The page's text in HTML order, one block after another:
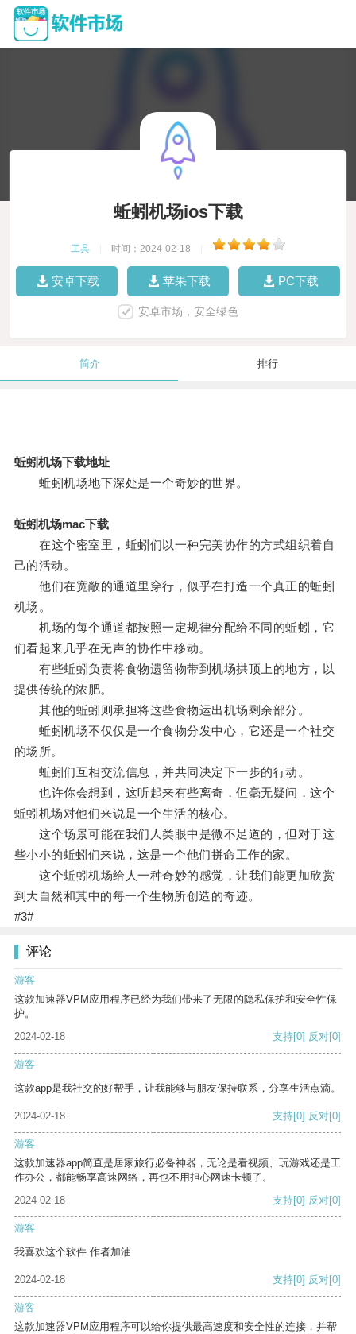
蚯蚓机场ios下载
工具 时间：2024-02-18
安卓下载 苹果下载 PC下载
安卓市场，安全绿色
简介 排行
蚯蚓机场下载地址
蚯蚓机场地下深处是一个奇妙的世界。
蚯蚓机场mac下载
在这个密室里，蚯蚓们以一种完美协作的方式组织着自
己的活动。
他们在宽敞的通道里穿行，似乎在打造一个真正的蚯蚓
机场。
机场的每个通道都按照一定规律分配给不同的蚯蚓，它
们看起来几乎在无声的协作中移动。
有些蚯蚓负责将食物遗留物带到机场拱顶上的地方，以
提供传统的浓肥。
其他的蚯蚓则承担将这些食物运出机场剩余部分。
蚯蚓机场不仅仅是一个食物分发中心，它还是一个社交
的场所。
蚯蚓们互相交流信息，并共同决定下一步的行动。
也许你会想到，这听起来有些离奇，但毫无疑问，这个
蚯蚓机场对他们来说是一个生活的核心。
这个场景可能在我们人类眼中是微不足道的，但对于这
些小小的蚯蚓们来说，这是一个他们拼命工作的家。
这个蚯蚓机场给人一种奇妙的感觉，让我们能更加欣赏
到大自然和其中的每一个生物所创造的奇迹。
#3#
评论
游客
这款加速器VPM应用程序已经为我们带来了无限的隐私保护和安全性保
护。
2024-02-18
支持[0] 反对[0]
游客
这款app是我社交的好帮手，让我能够与朋友保持联系，分享生活点滴。
2024-02-18 支持[0] 反对[0]
游客
这款加速器app简直是居家旅行必备神器，无论是看视频、玩游戏还是工
作办公，都能畅享高速网络，再也不用担心网速卡顿了。
2024-02-18
支持[0] 反对[0]
游客
我喜欢这个软件 作者加油
2024-02-18 支持[0] 反对[0]
游客
这款加速器VPM应用程序可以给你提供最高速度和安全性的连接，并帮